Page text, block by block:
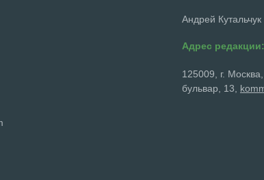
Андрей Кутальчук
Адрес редакции:
125009, г.
бульвар, 13,